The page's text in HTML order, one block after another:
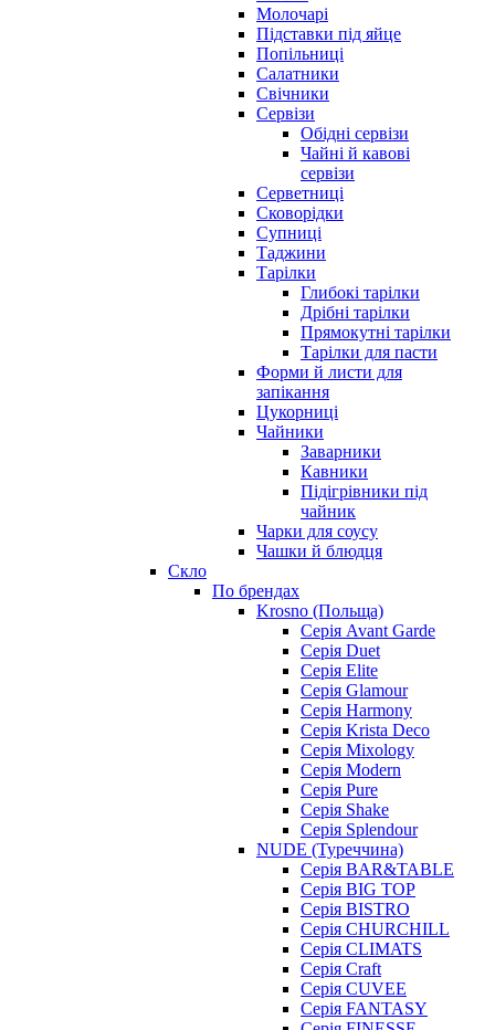
Молочарі
Підставки під яйце
Попільниці
Салатники
Свічники
Сервізи
Обідні сервізи
Чайні й кавові
сервізи
Серветниці
Сковорідки
Супниці
Таджини
Тарілки
Глибокі тарілки
Дрібні тарілки
Прямокутні тарілки
Тарілки для пасти
Форми й листи для
запікання
Цукорниці
Чайники
Заварники
Кавники
Підігрівники під
чайник
Чарки для соусу
Чашки й блюдця
Скло
По брендах
Krosno (Польща)
Серія Avant Garde
Серія Duet
Серія Elite
Серія Glamour
Серія Harmony
Серія Krista Deco
Серія Mixology
Серія Modern
Серія Pure
Серія Shake
Серія Splendour
NUDE (Туреччина)
Серія BAR&TABLE
Серія BIG TOP
Серія BISTRO
Серія CHURCHILL
Серія CLIMATS
Серія Craft
Серія CUVEE
Серія FANTASY